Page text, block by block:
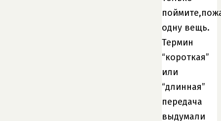
одну вещь.
Термин
“короткая”
или
“длинная”
передача
выдумали